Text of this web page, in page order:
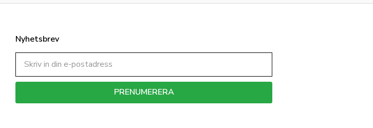
Nyhetsbrev
PRENUMERERA